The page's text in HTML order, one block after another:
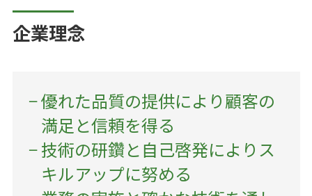
企業理念
優れた品質の提供により顧客の
満足と信頼を得る
技術の研鑽と自己啓発によりス
キルアップに努める